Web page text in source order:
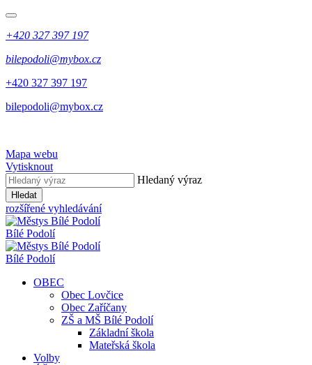
+420 327 397 197
bilepodoli@mybox.cz
+420 327 397 197
bilepodoli@mybox.cz
Mapa webu
Vytisknout
Hledaný výraz
Hledat
rozšířené vyhledávání
Bílé Podolí
Bílé Podolí
OBEC
Obec Lovčice
Obec Zaříčany
ZŠ a MŠ Bílé Podolí
Základní škola
Mateřská škola
Volby